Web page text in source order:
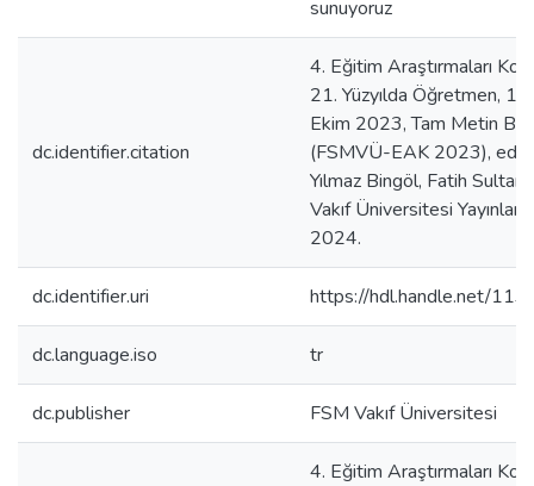
sunuyoruz
dc.identifier.citation
4. Eğitim Araştırmaları
21. Yüzyılda Öğretmen,
Ekim 2023, Tam Metin
(FSMVÜ-EAK 2023),
Yılmaz Bingöl, Fatih
Vakıf Üniversitesi
2024.
dc.identifier.uri https://hdl.handle.net/
dc.language.iso tr
dc.publisher FSM Vakıf Üniversitesi
4. Eğitim Araştırmaları